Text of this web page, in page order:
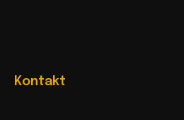
Kontakt